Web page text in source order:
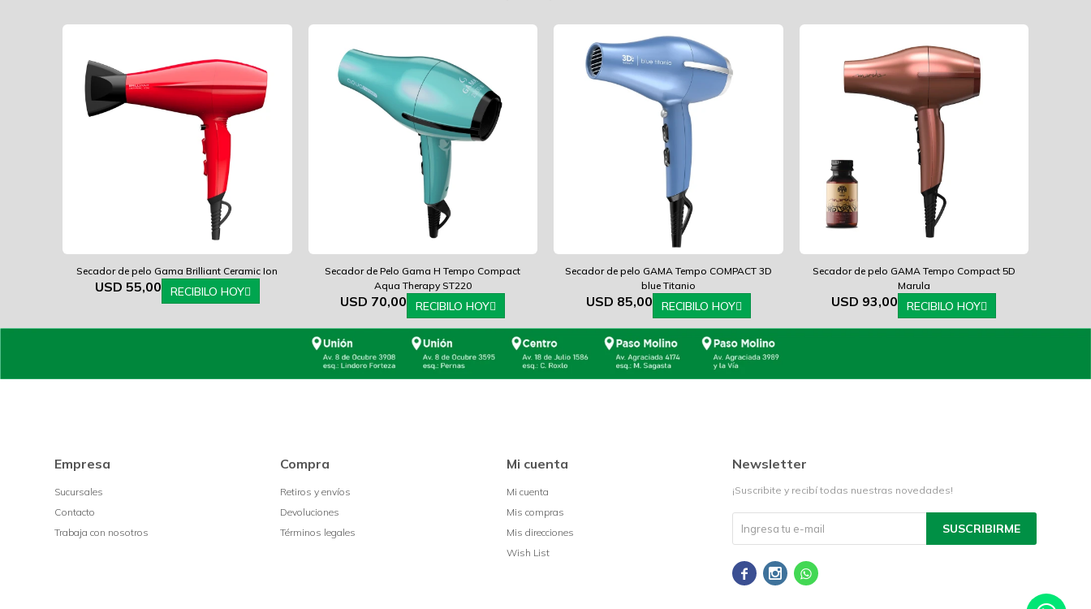
Secador de pelo Gama Brilliant Ceramic Ion
USD 55,00 RECIBILO HOY
Secador de Pelo Gama H Tempo Compact
Aqua Therapy ST220
USD 70,00 RECIBILO HOY
Secador de pelo GAMA Tempo COMPACT 3D
blue Titanio
USD 85,00 RECIBILO HOY
Secador de pelo GAMA Tempo Compact 5D
Marula
USD 93,00 RECIBILO HOY
Empresa
Sucursales
Contacto
Trabaja con nosotros
Compra
Retiros y envíos
Devoluciones
Términos legales
Mi cuenta
Mi cuenta
Mis compras
Mis direcciones
Wish List
Newsletter
¡Suscribite y recibí todas nuestras novedades!
SUSCRIBIRME
  